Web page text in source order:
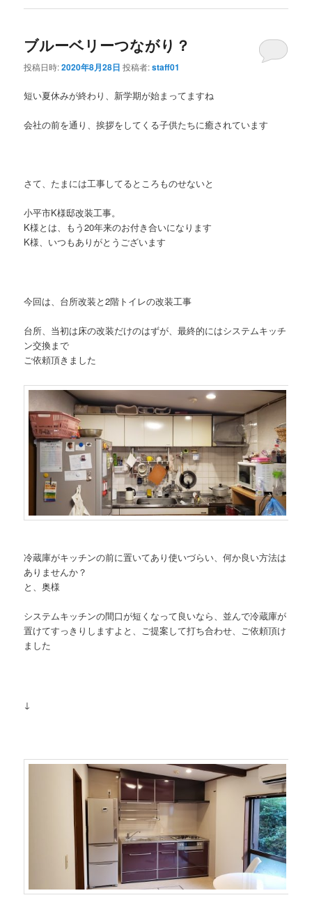
ブルーベリーつながり？
投稿日時:2020年8月28日 投稿者:staff01
短い夏休みが終わり、新学期が始まってますね
会社の前を通り、挨拶をしてくる子供たちに癒されています
さて、たまには工事してるところものせないと
小平市K様邸改装工事。
K様とは、もう20年来のお付き合いになります
K様、いつもありがとうございます
今回は、台所改装と2階トイレの改装工事
台所、当初は床の改装だけのはずが、最終的にはシステムキッチ
ン交換まで
ご依頼頂きました
冷蔵庫がキッチンの前に置いてあり使いづらい、何か良い方法は
ありませんか？
と、奥様
システムキッチンの間口が短くなって良いなら、並んで冷蔵庫が
置けてすっきりしますよと、ご提案して打ち合わせ、ご依頼頂け
ました
↓